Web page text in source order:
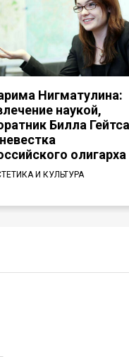
Нигматулина:
наукой,
Билла Гейтса
олигарха
И КУЛЬТУРА